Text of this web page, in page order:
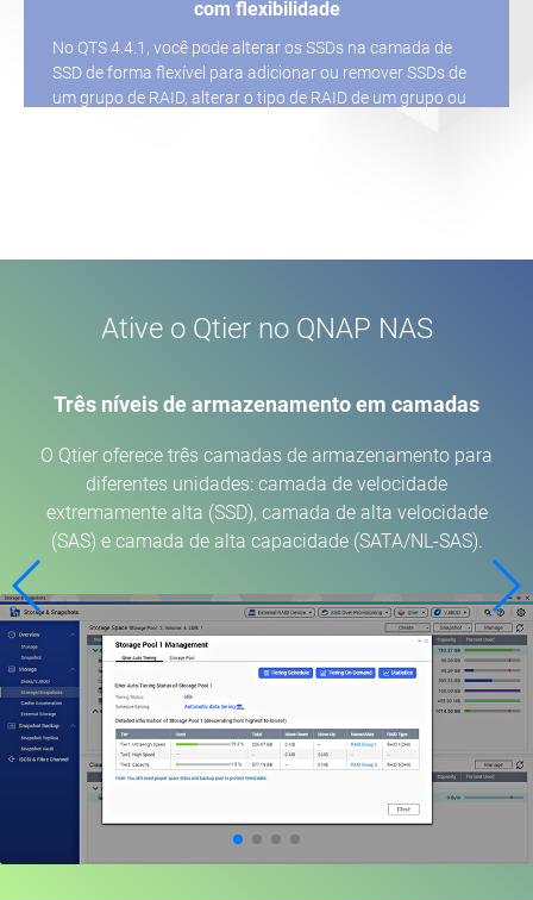
com flexibilidade
No QTS 4.4.1, você pode alterar os SSDs na camada de
SSD de forma flexível para adicionar ou remover SSDs de
um grupo de RAID, alterar o tipo de RAID de um grupo ou
Ative o Qtier no QNAP NAS
Três níveis de armazenamento em camadas
O Qtier oferece três camadas de armazenamento para
diferentes unidades: camada de velocidade
extremamente alta (SSD), camada de alta velocidade
(SAS) e camada de alta capacidade (SATA/NL-SAS).